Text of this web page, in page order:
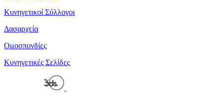
Κυνηγετικοί Σύλλογοι
Δασαρχεία
Ομοσπονδίες
Κυνηγετικές Σελίδες